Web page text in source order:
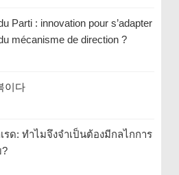
Parti : innovation pour s’adapter
mécanisme de direction ?
이다
รด: ทำไมจึงจำเป็นต้องมีกลไกการ